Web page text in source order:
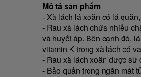
Mô tả sản phẩm
- Xà lách lá xoăn có lá
- Rau xà lách chứa nhiều
và huyết áp. Bên cạnh đó,
vitamin K trong xà lách có
- Rau xà lách xoăn được sử
- Bảo quản trong ngăn mát